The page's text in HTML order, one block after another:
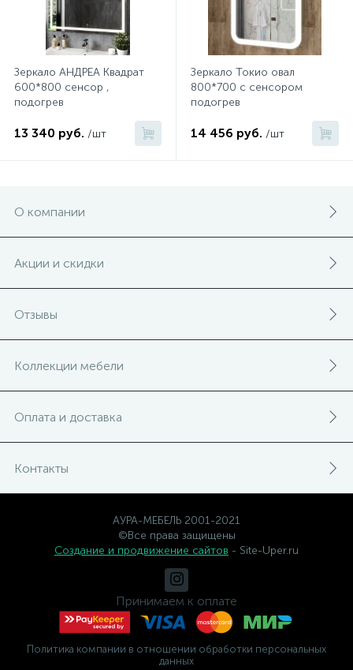
Зеркало АНДРЕА Квадрат
600*800 сенсор ,
подогрев
13 340 руб. /шт
Зеркало Токио овал
800*700 с сенсором
подогрев
14 456 руб. /шт
О компании
Акции и скидки
Отзывы
Коллекции мебели
Оплата и доставка
Контакты
АУРА-МЕБЕЛЬ 2001-2021
©Все права защищены
Создание и продвижение сайтов - Site-Uper.ru
Принимаем к оплате
Политика компании в отношении обработки персональных
данных